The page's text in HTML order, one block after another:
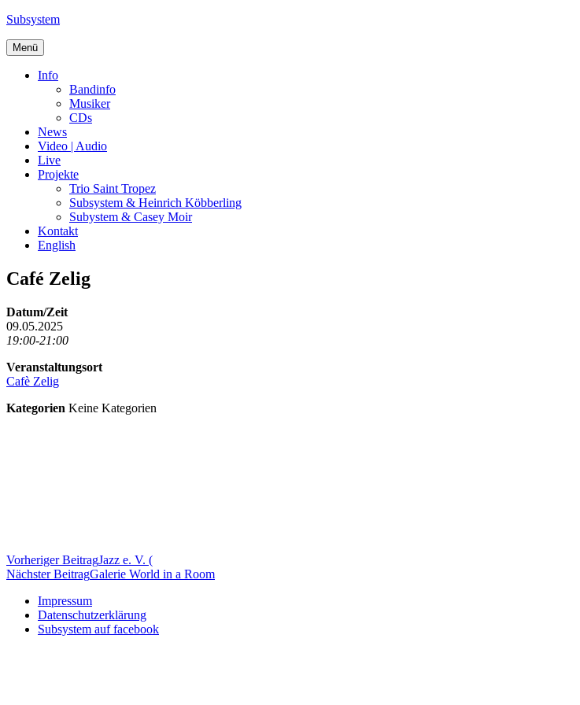
Zum
springen
Subsystem
Menü
Info
Bandinfo
Musiker
CDs
News
Video | Audio
Live
Projekte
Trio Saint Tropez
Subsystem & Heinrich Köbberling
Subystem & Casey Moir
Kontakt
English
Café Zelig
Datum/Zeit
09.05.2025
19:00-21:00
Veranstaltungsort
Cafè Zelig
Kategorien Keine Kategorien
Beitragsnavigation
Vorheriger BeitragJazz e. V. (
Nächster BeitragGalerie World in a Room
Impressum
Datenschutzerklärung
Subsystem auf facebook